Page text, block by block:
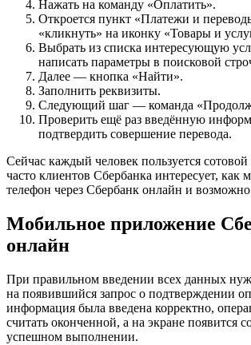
Нажать на команду «Оплатить».
Откроется пункт «Платежи и
«кликнуть» на иконку «Товары и
Выбрать из списка интересующую
написать параметры в поисковой
Далее — кнопка «Найти».
Заполнить реквизиты.
Следующий шаг — команда
Проверить ещё раз введённую
подтвердить совершение перевода.
Сейчас каждый человек пользуется
часто клиентов Сбербанка интересует, как
телефон через Сбербанк онлайн и
Мобильное приложение
онлайн
При правильном введении всех данных
на появившийся запрос о подтверждении
информация была введена корректно,
считать оконченной, а на экране появится
успешном выполнении.